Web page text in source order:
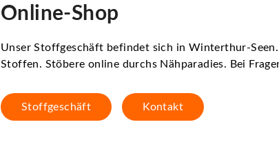
Online-Shop
Unser Stoffgeschäft befindet sich in Winterthur-
Stoffen. Stöbere online durchs Nähparadies. Bei
Stoffgeschäft Kontakt